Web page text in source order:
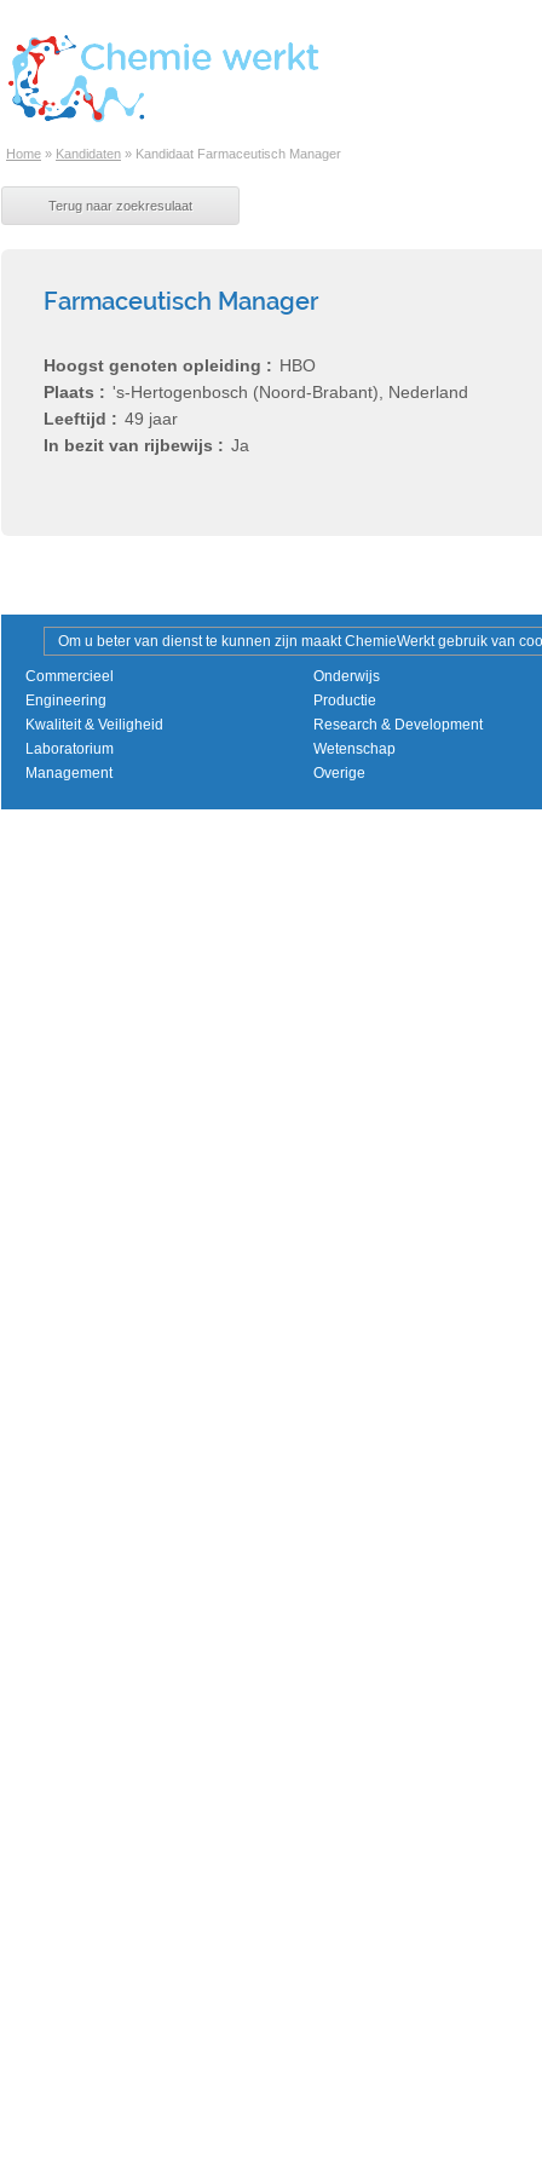
Home » Kandidaten » Kandidaat Farmaceutisch Manager
Farmaceutisch Manager
Hoogst genoten opleiding
HBO
Plaats
's-Hertogenbosch (Noord-Brabant), Nederland
Leeftijd
49 jaar
In bezit van rijbewijs
Ja
Om u beter van dienst te kunnen zijn maakt ChemieWerkt gebruik van
Commercieel
Engineering
Kwaliteit & Veiligheid
Laboratorium
Management
Onderwijs
Productie
Research & Development
Wetenschap
Overige